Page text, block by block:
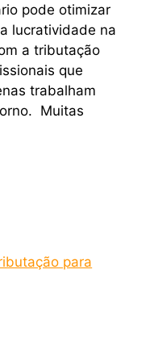
pode otimizar
lucratividade na
a tributação
que
trabalham
Muitas
para